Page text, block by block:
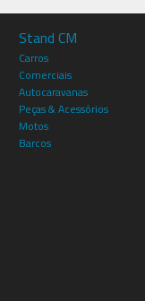
Stand CM
Carros
Comerciais
Autocaravanas
Peças & Acessórios
Motos
Barcos